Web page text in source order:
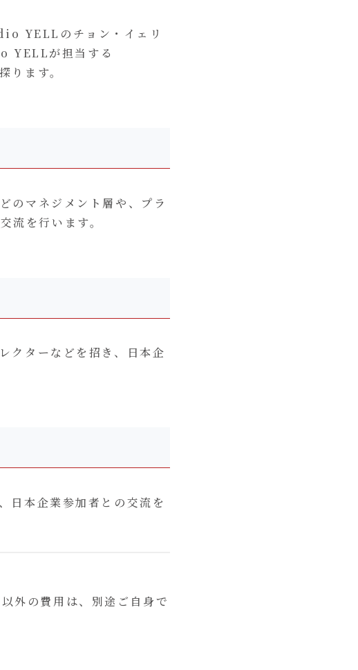
YELLのチョン・イェリ
YELLが担当する
ます。
のマネジメント層や、プラ
流を行います。
クターなどを招き、日本企
日本企業参加者との交流を
外の費用は、別途ご自身で